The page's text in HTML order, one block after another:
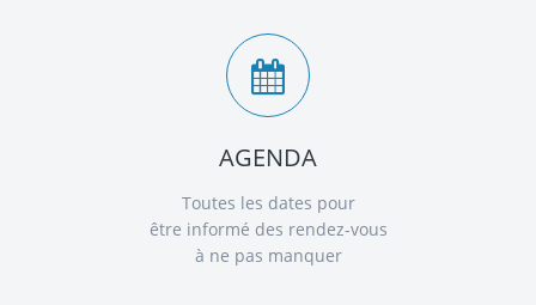
AGENDA
Toutes les dates pour
être informé des rendez-vous
à ne pas manquer